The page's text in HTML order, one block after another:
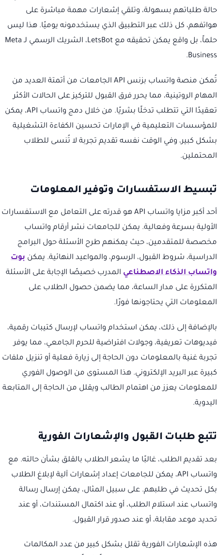
حالة طلباتهم بسهولة، وتلقي إشعارات مهمة مباشرة على
هواتفهم، كل ذلك عبر التطبيق الذي يستخدمونه يوميًا. هذا ليس
حلماً، بل واقع يمكن تحقيقه مع LetsBot، الشريك الرسمي لـ Meta
Business.
تُمكن منصة واتساب بزنس API الجامعات من أتمتة العديد من
المهام الروتينية، مما يحرر فرق القبول للتركيز على الحالات الأكثر
تعقيدًا التي تتطلب تدخلًا بشريًا. من خلال دمج واتساب API، يمكن
للمؤسسات التعليمية في الإمارات تحسين الكفاءة التشغيلية
بشكل كبير، وفي الوقت نفسه تقديم تجربة لا تُنسى للطلاب
المحتملين.
تبسيط الاستفسارات وتوفير المعلومات
أحد أكبر مزايا واتساب API هو قدرته على التعامل مع الاستفسارات
الأولية بسرعة وفعالية. يمكن للجامعات نشر أرقام واتساب
مخصصة للمتقدمين، حيث يمكنهم طرح الأسئلة حول البرامج
الدراسية، شروط القبول، الرسوم، والمواعيد النهائية. يمكن بوت
واتساب الذكاء الاصطناعي المدرب خصيصًا الإجابة على الأسئلة
المتكررة على مدار الساعة، مما يضمن حصول الطلاب على
المعلومات التي يحتاجونها فورًا.
بالإضافة إلى ذلك، يمكن استخدام واتساب لإرسال كتيبات رقمية،
فيديوهات تعريفية، وجولات افتراضية للحرم الجامعي، مما يوفر
تجربة غنية بالمعلومات دون الحاجة إلى زيارة فعلية أو تنزيل ملفات
كبيرة عبر البريد الإلكتروني. هذا المستوى من الوصول الفوري
للمعلومات يعزز من اهتمام الطالب ويقلل من الحاجة إلى المتابعة
اليدوية.
تتبع طلبات القبول والإشعارات الفورية
بعد تقديم الطلب، غالبًا ما يشعر الطلاب بالقلق بشأن حالته. مع
واتساب API، يمكن للجامعات إعداد إشعارات آلية لإبلاغ الطلاب
بكل تحديث في طلبهم. على سبيل المثال، يمكن إرسال رسالة
واتساب عند استلام الطلب، أو عند اكتمال المستندات، أو عند
تحديد موعد مقابلة، أو عند صدور قرار القبول.
هذه الإشعارات الفورية تقلل بشكل كبير من عدد المكالمات